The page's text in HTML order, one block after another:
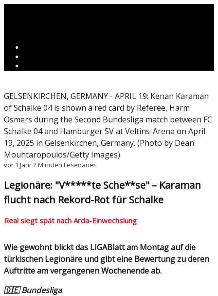
GELSENKIRCHEN, GERMANY - APRIL 19: Kenan Karaman
of Schalke 04 is shown a red card by Referee, Harm
Osmers during the Second Bundesliga match between FC
Schalke 04 and Hamburger SV at Veltins-Arena on April
19, 2025 in Gelsenkirchen, Germany. (Photo by Dean
Mouhtaropoulos/Getty Images)
vor 1 Jahr2 Minuten Lesedauer
Legionäre: "V*****te Sche**se" – Karaman
flucht nach Rekord-Rot für Schalke
Real siegt spät nach Arda-Einwechslung
Wie gewohnt blickt das LIGABlatt am Montag auf die
türkischen Legionäre und gibt eine Bewertung zu deren
Auftritte am vergangenen Wochenende ab.
🇩🇪 Bundesliga